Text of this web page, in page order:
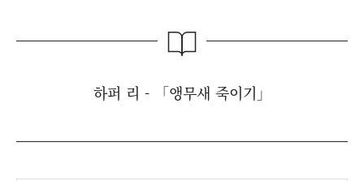
하퍼 리 - 「앵무새 죽이기」